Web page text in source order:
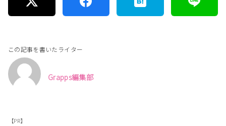
この記事を書いたライター
Grapps編集部
【PR】